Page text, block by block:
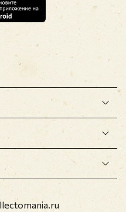
фото
отзыв
проходят